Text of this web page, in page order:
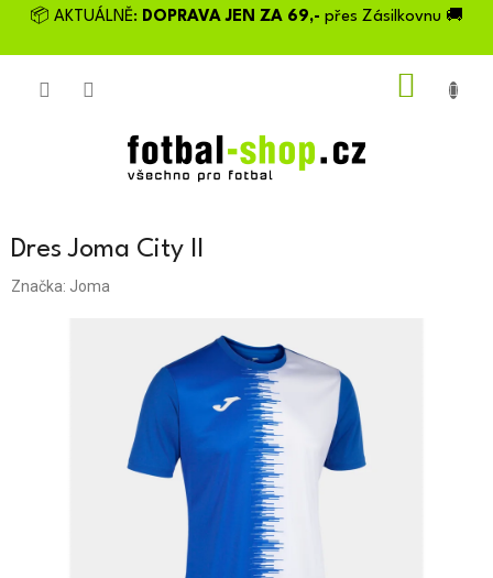
Přejít📦 AKTUÁLNĚ: DOPRAVA JEN ZA 69,- přes Zásilkovnu 🚚
Dres Joma City II
Značka: Joma